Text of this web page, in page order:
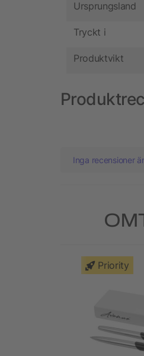
Ursprungsland
Tryckt i
Produktvikt
Inga recensioner
Priority